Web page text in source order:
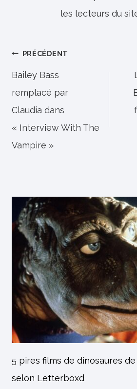
les lecteurs du
Navigation
de
l’article
PRÉCÉDENT
Bailey Bass
remplacé par
Claudia dans
« Interview With The
Vampire »
5 pires films de dinosaures
selon Letterboxd